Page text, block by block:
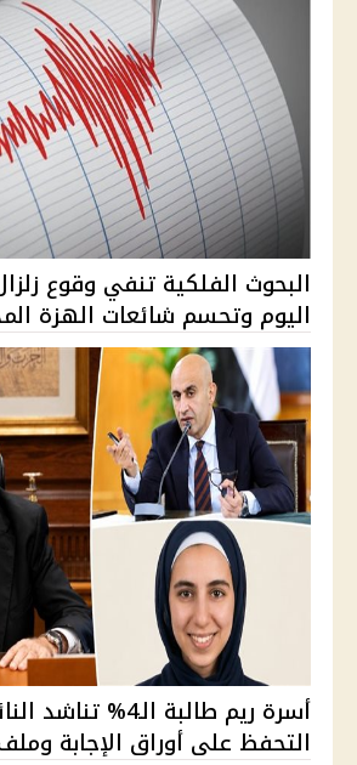
البحوث الفلكية تنفي وقوع
اليوم وتحسم شائعات الهزة
أسرة ريم طالبة الـ4%
التحفظ على أوراق الإجابة